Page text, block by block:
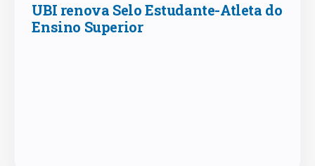
UBI renova Selo Estudante-Atleta do
Ensino Superior